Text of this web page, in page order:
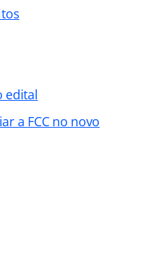
edital
a FCC no novo